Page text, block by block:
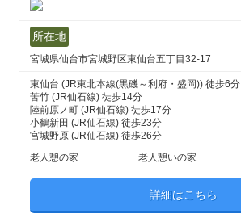
所在地
宮城県仙台市宮城野区東仙台五丁目32-17
東仙台 (JR東北本線(黒磯～利府・盛岡)) 徒歩6分
苦竹 (JR仙石線) 徒歩14分
陸前原ノ町 (JR仙石線) 徒歩17分
小鶴新田 (JR仙石線) 徒歩23分
宮城野原 (JR仙石線) 徒歩26分
老人憩の家
老人憩いの家
詳細はこちら